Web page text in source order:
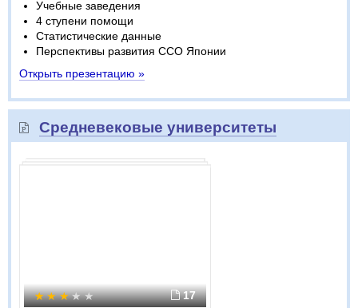
Учебные заведения
4 ступени помощи
Статистические данные
Перспективы развития ССО Японии
Открыть презентацию »
Средневековые университеты
17